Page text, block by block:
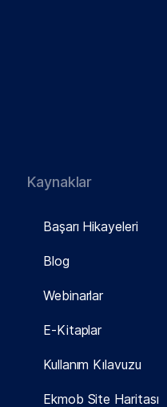
Kaynaklar
Başarı Hikayeleri
Blog
Webinarlar
E-Kitaplar
Kullanım Kılavuzu
Ekmob Site Haritası